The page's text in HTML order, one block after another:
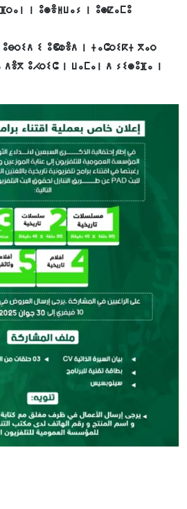
ⵏ ⵓⵙⴻⵍⵡⴰⵢ ⵏ ⵓⵙⵇⴰⵎⵓ
ⵉ ⵓⵞⵀⴻⴷ ⵏ ⵜⴰⵛⵔⵉⴽⵜ ⴳⴰⵔ
ⴷⴻⴳ ⵓⵃⵔⵉⵛ ⵏ ⵡⴰⵎⴰⵏ ⴷ ⵢⵉⵙⵓⴼⴰ ⵏ